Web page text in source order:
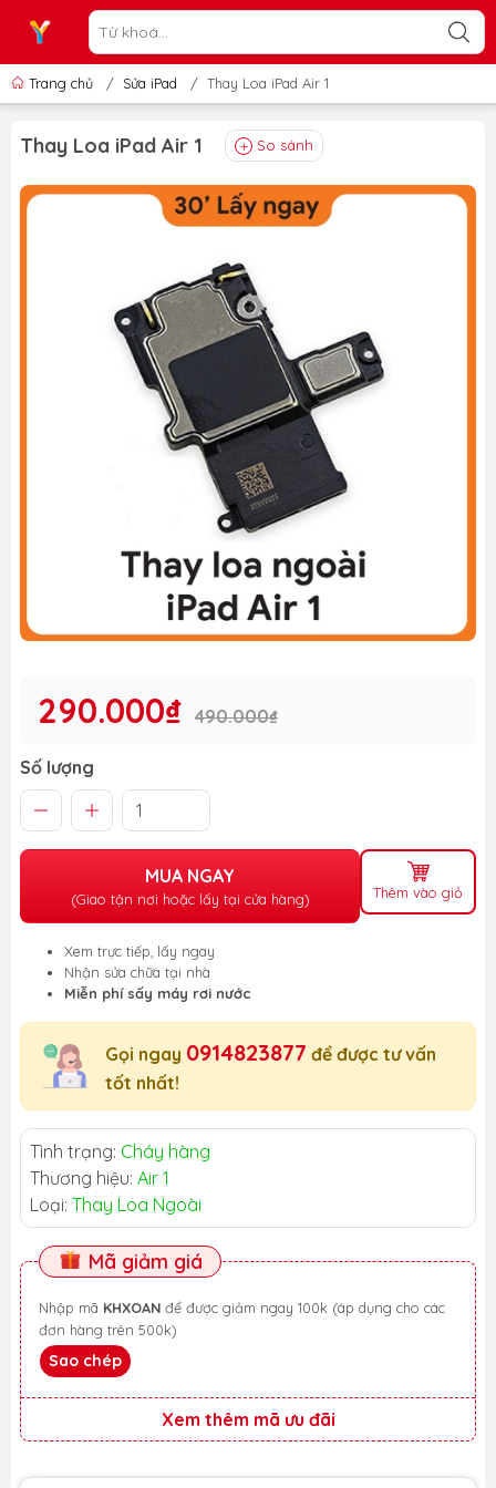
Trang chủ / Sửa iPad / Thay Loa iPad Air 1
Thay Loa iPad Air 1 So sánh
290.000₫ 490.000₫
Số lượng
MUA NGAY
(Giao tận nơi hoặc lấy tại cửa hàng) Thêm vào giỏ
Xem trực tiếp, lấy ngay
Nhận sửa chữa tại nhà
Miễn phí sấy máy rơi nước
Gọi ngay 0914823877 để được tư vấn
tốt nhất!
Tình trạng: Cháy hàng
Thương hiệu: Air 1
Loại: Thay Loa Ngoài
Mã giảm giá
Nhập mã KHXOAN
đơn hàng trên 500k)
Sao chép
Xem thêm mã ưu đãi